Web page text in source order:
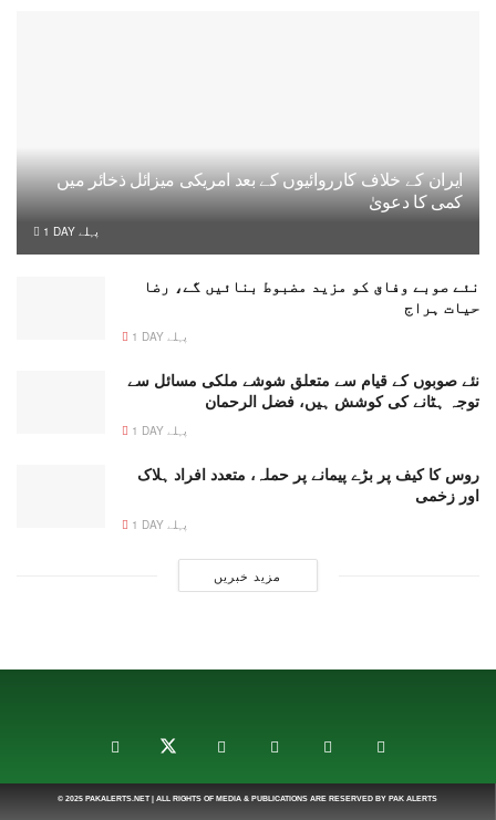
ایران کے خلاف کارروائیوں کے بعد امریکی میزائل ذخائر میں
کمی کا دعویٰ
1 DAY پہلے
نئے صوبے وفاق کو مزید مضبوط بنائیں گے، رضا
حیات ہراج
1 DAY پہلے
نئے صوبوں کے قیام سے متعلق شوشے ملکی مسائل سے
توجہ ہٹانے کی کوشش ہیں، فضل الرحمان
1 DAY پہلے
روس کا کیف پر بڑے پیمانے پر حملہ، متعدد افراد ہلاک
اور زخمی
1 DAY پہلے
مزید خبریں
© 2025 PAKALERTS.NET| ALL RIGHTS OF MEDIA & PUBLICATIONS ARE RESERVED BY PAK ALERTS